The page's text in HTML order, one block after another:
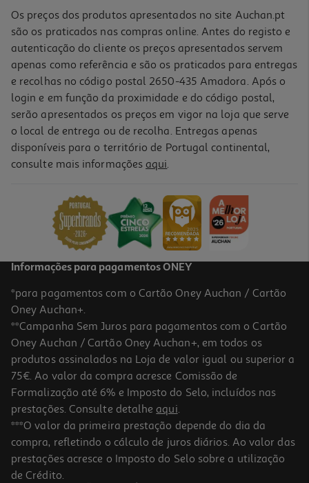
Ligadura Pic Tubolar Cotovelos
4.0
Pensos Pic Aquabloc Estereis 10x15cm
5.99 €/un
5,99 €
Os preços dos produtos apresentados no site Auchan.pt
são os praticados nas compras online. Antes do registo e
autenticação do cliente os preços apresentados servem
apenas como referência e são os praticados para entregas
e recolhas no código postal 2650-435 Amadora. Após o
login e em função da proximidade e do código postal,
serão apresentados os preços em vigor na loja que serve
o local de entrega ou de recolha. Entregas apenas
disponíveis para o território de Portugal continental,
consulte mais informações aqui.
Informações para pagamentos ONEY
*para pagamentos com o Cartão Oney Auchan / Cartão
Oney Auchan+.
**Campanha Sem Juros para pagamentos com o Cartão
Oney Auchan / Cartão Oney Auchan+, em todos os
produtos assinalados na Loja de valor igual ou superior a
75€. Ao valor da compra acresce Comissão de
Formalização até 6% e Imposto do Selo, incluídos nas
prestações. Consulte detalhe aqui.
***O valor da primeira prestação depende do dia da
compra, refletindo o cálculo de juros diários. Ao valor das
prestações acresce o Imposto do Selo sobre a utilização
de Crédito.